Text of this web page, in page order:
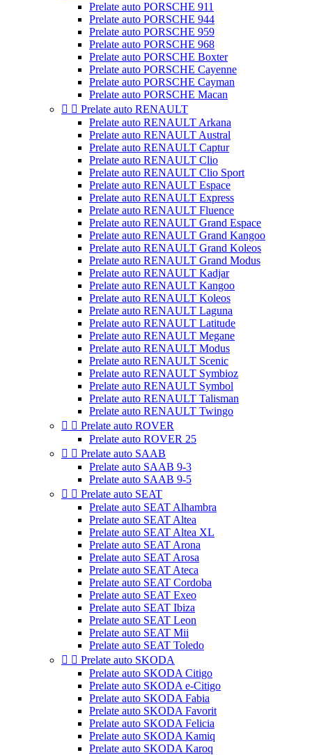
Prelate auto PORSCHE 911
Prelate auto PORSCHE 944
Prelate auto PORSCHE 959
Prelate auto PORSCHE 968
Prelate auto PORSCHE Boxter
Prelate auto PORSCHE Cayenne
Prelate auto PORSCHE Cayman
Prelate auto PORSCHE Macan
  Prelate auto RENAULT
Prelate auto RENAULT Arkana
Prelate auto RENAULT Austral
Prelate auto RENAULT Captur
Prelate auto RENAULT Clio
Prelate auto RENAULT Clio Sport
Prelate auto RENAULT Espace
Prelate auto RENAULT Express
Prelate auto RENAULT Fluence
Prelate auto RENAULT Grand Espace
Prelate auto RENAULT Grand Kangoo
Prelate auto RENAULT Grand Koleos
Prelate auto RENAULT Grand Modus
Prelate auto RENAULT Kadjar
Prelate auto RENAULT Kangoo
Prelate auto RENAULT Koleos
Prelate auto RENAULT Laguna
Prelate auto RENAULT Latitude
Prelate auto RENAULT Megane
Prelate auto RENAULT Modus
Prelate auto RENAULT Scenic
Prelate auto RENAULT Symbioz
Prelate auto RENAULT Symbol
Prelate auto RENAULT Talisman
Prelate auto RENAULT Twingo
  Prelate auto ROVER
Prelate auto ROVER 25
  Prelate auto SAAB
Prelate auto SAAB 9-3
Prelate auto SAAB 9-5
  Prelate auto SEAT
Prelate auto SEAT Alhambra
Prelate auto SEAT Altea
Prelate auto SEAT Altea XL
Prelate auto SEAT Arona
Prelate auto SEAT Arosa
Prelate auto SEAT Ateca
Prelate auto SEAT Cordoba
Prelate auto SEAT Exeo
Prelate auto SEAT Ibiza
Prelate auto SEAT Leon
Prelate auto SEAT Mii
Prelate auto SEAT Toledo
  Prelate auto SKODA
Prelate auto SKODA Citigo
Prelate auto SKODA e-Citigo
Prelate auto SKODA Fabia
Prelate auto SKODA Favorit
Prelate auto SKODA Felicia
Prelate auto SKODA Kamiq
Prelate auto SKODA Karoq